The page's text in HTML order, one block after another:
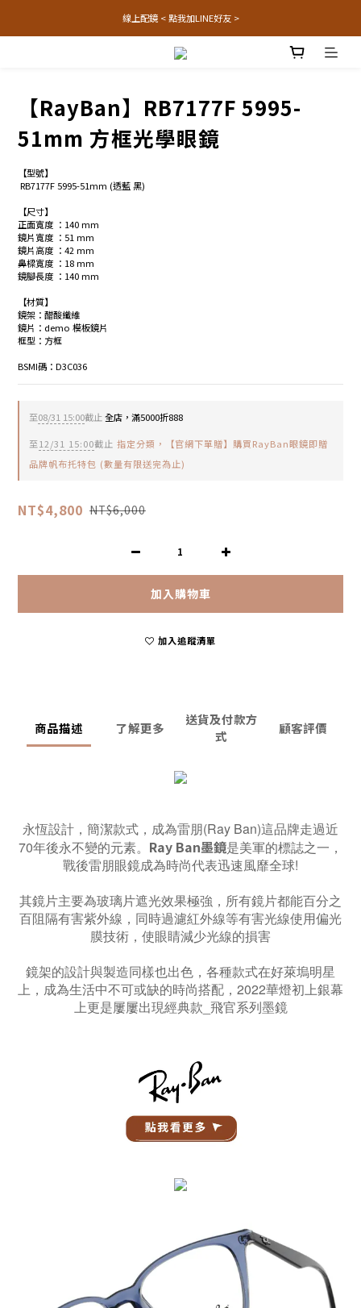
線上配鏡 < 點我加LINE好友 >
【RayBan】RB7177F 5995-
51mm 方框光學眼鏡
【型號】
RB7177F 5995-51mm (透藍 黑)
【尺寸】
正面寬度 ：140 mm
鏡片寬度 ：51 mm
鏡片高度 ：42 mm
鼻樑寬度 ：18 mm
鏡腳長度 ：140 mm
【材質】
鏡架：醋酸纖維
鏡片：demo 模板鏡片
框型：方框
BSMI碼：D3C036
至08/31 15:00截止全店，滿5000折888
至12/31 15:00截止 指定分類，【官網下單贈】購買RayBan眼鏡即贈
品牌帆布托特包 (數量有限送完為止)
NT$4,800 NT$6,000
加入購物車
加入追蹤清單
商品描述 了解更多
送貨及付款方
式
顧客評價
永恆設計，簡潔款式，成為雷朋(Ray Ban)這品牌走過近
70年後永不變的元素。 Ray Ban墨鏡是美軍的標誌之一，
戰後雷朋眼鏡成為時尚代表迅速風靡全球!
其鏡片主要為玻璃片遮光效果極強，所有鏡片都能百分之
百阻隔有害紫外線，同時過濾紅外線等有害光線使用偏光
膜技術，使眼睛減少光線的損害
鏡架的設計與製造同樣也出色，各種款式在好萊塢明星
上，成為生活中不可或缺的時尚搭配，2022華燈初上銀幕
上更是屢屢出現經典款_飛官系列墨鏡